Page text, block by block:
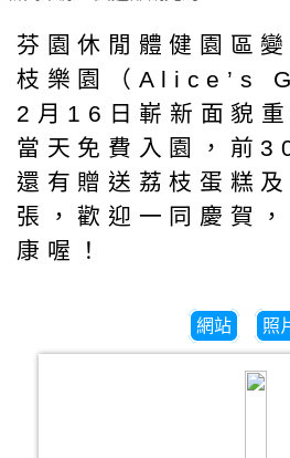
芬園休閒體健園區
枝樂園（Alice’s
2月16日嶄新面貌
當天免費入園，前
還有贈送荔枝蛋糕
張，歡迎一同慶賀
康喔！
網站 照